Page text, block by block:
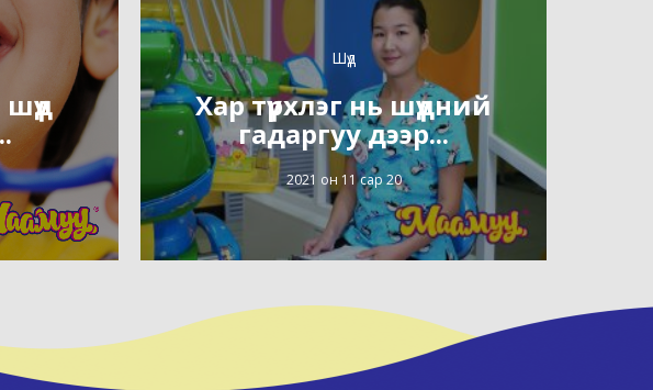
шүд
Шүд
Хар түрхлэг нь шүдний
гадаргуу дээр...
2021 он 11 сар 20